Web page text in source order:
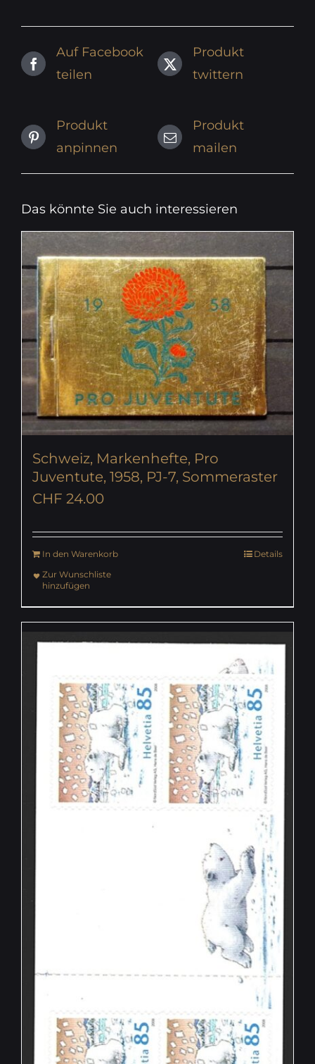
Auf Facebook
teilen
Produkt
twittern
Produkt
anpinnen
Produkt
mailen
Das könnte Sie auch interessieren
Schweiz, Markenhefte, Pro
Juventute, 1958, PJ-7, Sommeraster
CHF 24.00
In den Warenkorb
Details
Zur Wunschliste
hinzufügen